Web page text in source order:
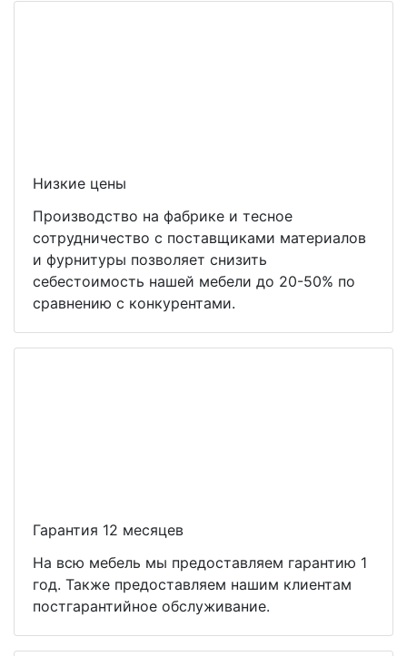
Низкие цены
Производство на фабрике и тесное
сотрудничество с поставщиками материалов
и фурнитуры позволяет снизить
себестоимость нашей мебели до 20-50% по
сравнению с конкурентами.
Гарантия 12 месяцев
На всю мебель мы предоставляем гарантию 1
год. Также предоставляем нашим клиентам
постгарантийное обслуживание.